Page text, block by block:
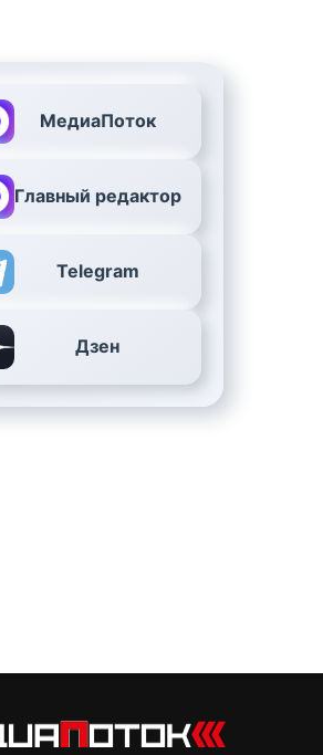
МедиаПоток
Главный редактор
Telegram
Дзен